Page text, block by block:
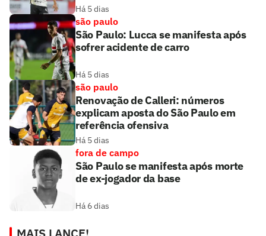
Há 5 dias
são paulo
São Paulo: Lucca se manifesta após
sofrer acidente de carro
Há 5 dias
são paulo
Renovação de Calleri: números
explicam aposta do São Paulo em
referência ofensiva
Há 5 dias
fora de campo
São Paulo se manifesta após morte
de ex-jogador da base
Há 6 dias